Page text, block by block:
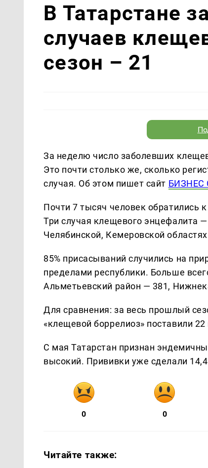
В Татарстане
случаев
сезон – 21
За неделю число заболевших
Это почти столько же, сколько
случая. Об этом пишет сайт БИЗНЕС
Почти 7 тысяч человек обратились
Три случая клещевого энцефалита
Челябинской, Кемеровской
85% присасываний случились на
пределами республики. Больше
Альметьевский район — 381,
Для сравнения: за весь прошлый
«клещевой боррелиоз» поставили
С мая Татарстан признан
высокий. Прививки уже сделали
0 0
Читайте также: